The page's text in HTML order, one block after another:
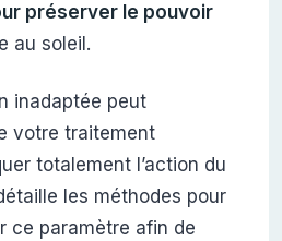
préserver le pouvoir
au soleil.
inadaptée peut
votre traitement
totalement l’action du
les méthodes pour
ce paramètre afin de